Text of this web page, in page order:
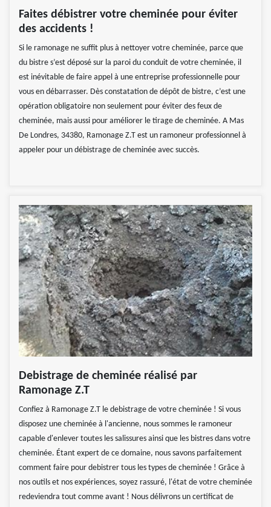
Faites débistrer votre cheminée pour éviter
des accidents !
Si le ramonage ne suffit plus à nettoyer votre cheminée, parce que
du bistre s’est déposé sur la paroi du conduit de votre cheminée, il
est inévitable de faire appel à une entreprise professionnelle pour
vous en débarrasser. Dès constatation de dépôt de bistre, c’est une
opération obligatoire non seulement pour éviter des feux de
cheminée, mais aussi pour améliorer le tirage de cheminée. A Mas
De Londres, 34380, Ramonage Z.T est un ramoneur professionnel à
appeler pour un débistrage de cheminée avec succès.
Debistrage de cheminée réalisé par
Ramonage Z.T
Confiez à Ramonage Z.T le debistrage de votre cheminée ! Si vous
disposez une cheminée à l'ancienne, nous sommes le ramoneur
capable d'enlever toutes les salissures ainsi que les bistres dans votre
cheminée. Étant expert de ce domaine, nous savons parfaitement
comment faire pour debistrer tous les types de cheminée ! Grâce à
nos outils et nos expériences, soyez rassuré, l'état de votre cheminée
redeviendra tout comme avant ! Nous délivrons un certificat de